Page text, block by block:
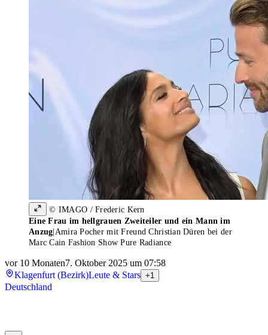
© IMAGO / Frederic Kern
Eine Frau im hellgrauen Zweiteiler und ein Mann im
Anzug Amira Pocher mit Freund Christian Düren bei der
Marc Cain Fashion Show Pure Radiance
vor 10 Monaten7. Oktober 2025 um 07:58
Klagenfurt (Bezirk)Leute & Stars +1
Deutschland